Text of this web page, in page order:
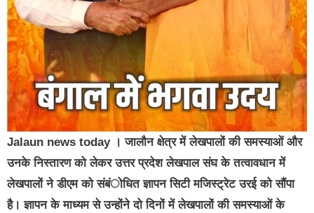
Jalaun news today । जालौन क्षेत्र में लेखपालों की समस्याओं और
उनके निस्तारण को लेकर उत्तर प्रदेश लेखपाल संघ के तत्वावधान में
लेखपालों ने डीएम को संबंोधित ज्ञापन सिटी मजिस्ट्रेट उरई को सौंपा
है। ज्ञापन के माध्यम से उन्होंने दो दिनों में लेखपालों की समस्याओं के